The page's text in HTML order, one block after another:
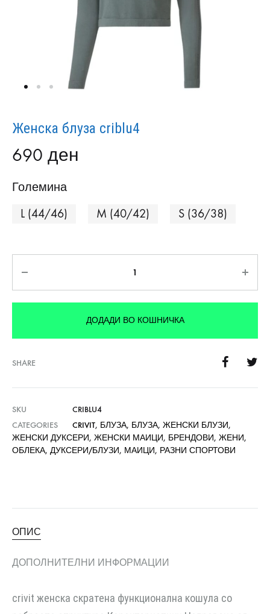
Женска блуза criblu4
690 ден
Големина
L (44/46)
M (40/42) S (36/38)
ДОДАДИ ВО КОШНИЧКА
SHARE
SKU
CRIBLU4
CATEGORIES
CRIVIT, БЛУЗА, БЛУЗА, ЖЕНСКИ БЛУЗИ,
ЖЕНСКИ ДУКСЕРИ, ЖЕНСКИ МАИЦИ, БРЕНДОВИ, ЖЕНИ,
ОБЛЕКА, ДУКСЕРИ/БЛУЗИ, МАИЦИ, РАЗНИ СПОРТОВИ
ОПИС
ДОПОЛНИТЕЛНИ ИНФОРМАЦИИ
crivit женска скратена функционална кошула со